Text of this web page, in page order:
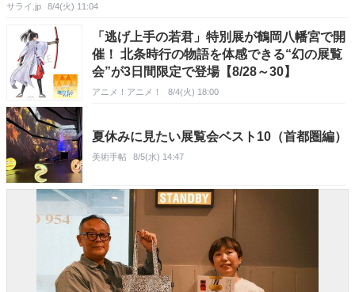
サライ.jp 8/4(火) 11:04
「逃げ上手の若君」特別展が鶴岡八幡宮で開
催！ 北条時行の物語を体感できる“幻の展覧
会”が3日間限定で登場【8/28～30】
アニメ！アニメ！ 8/4(火) 18:00
夏休みに見たい展覧会ベスト10（首都圏編）
美術手帖 8/5(水) 14:47